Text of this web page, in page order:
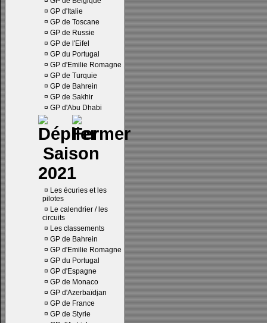
¤ GP d'Italie
¤ GP de Toscane
¤ GP de Russie
¤ GP de l'Eifel
¤ GP du Portugal
¤ GP d'Emilie Romagne
¤ GP de Turquie
¤ GP de Bahrein
¤ GP de Sakhir
¤ GP d'Abu Dhabi
Saison
2021
¤ Les écuries et les
pilotes
¤ Le calendrier / les
circuits
¤ Les classements
¤ GP de Bahrein
¤ GP d'Emilie Romagne
¤ GP du Portugal
¤ GP d'Espagne
¤ GP de Monaco
¤ GP d'Azerbaïdjan
¤ GP de France
¤ GP de Styrie